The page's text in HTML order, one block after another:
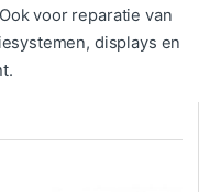
voor reparatie van
displays en